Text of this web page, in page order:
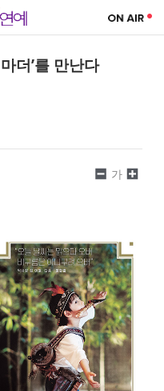
더’를 만난다
가